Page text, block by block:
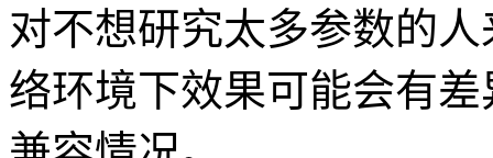
对不想研究太多参数的
络环境下效果可能会有